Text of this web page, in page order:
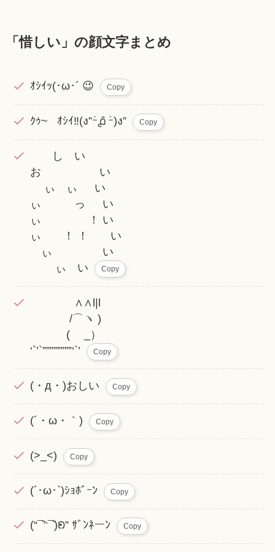
「惜しい」の顔文字まとめ
ｵｼｲｯ(･ω･´ 😉 Copy
ｸｩ~ ｵｼｲ‼️(ง”ｰ̀൧̑ ｰ́)ง” Copy
し い
お い
ぃ ぃ い
ぃ っ い
ぃ ！ い
ぃ ！ ！ い
ぃ い
ぃ い
Copy
∧∧l|l
/⌒ヽ )
( _）
‘`’`””””””””‘`’
Copy
(・д・)おしい Copy
(´・ω・｀) Copy
(>_<) Copy
(´･ω･`)ｼｮﾎﾞｰﾝ Copy
(“¯̆‎ᵔ¯̆)ꢖ” ｻﾞﾝﾈーﾝ Copy